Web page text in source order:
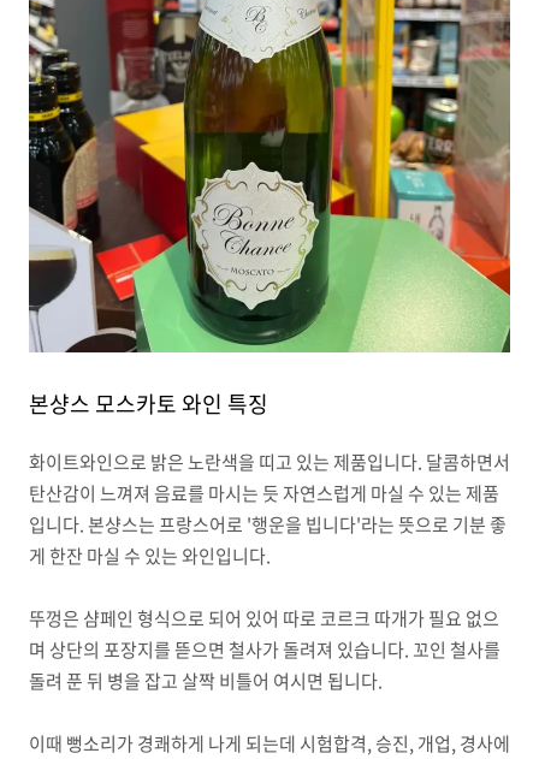
본샹스 모스카토 와인 특징
화이트와인으로 밝은 노란색을 띠고 있는 제품입니다. 달콤하면서
탄산감이 느껴져 음료를 마시는 듯 자연스럽게 마실 수 있는 제품
입니다. 본샹스는 프랑스어로 '행운을 빕니다'라는 뜻으로 기분 좋
게 한잔 마실 수 있는 와인입니다.
뚜껑은 샴페인 형식으로 되어 있어 따로 코르크 따개가 필요 없으
며 상단의 포장지를 뜯으면 철사가 돌려져 있습니다. 꼬인 철사를
돌려 푼 뒤 병을 잡고 살짝 비틀어 여시면 됩니다.
이때 뻥소리가 경쾌하게 나게 되는데 시험합격, 승진, 개업, 경사에